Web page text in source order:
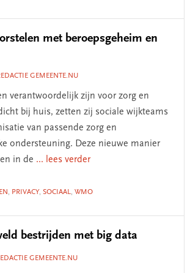
met beroepsgeheim en
GEMEENTE.NU
verantwoordelijk zijn voor zorg en
bij huis, zetten zij sociale wijkteams
van passende zorg en
ondersteuning. Deze nieuwe manier
in de ... lees verder
, PRIVACY, SOCIAAL, WMO
bestrijden met big data
GEMEENTE.NU